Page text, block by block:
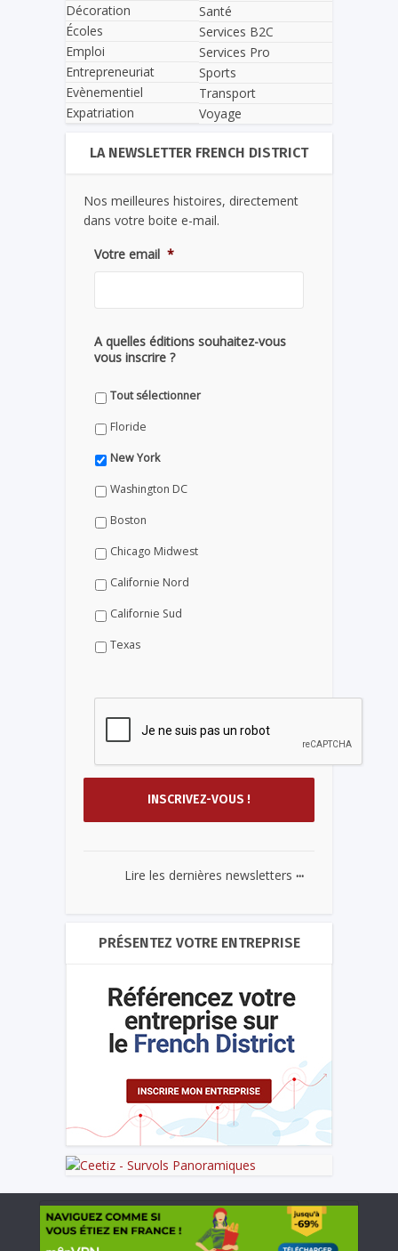
Décoration
Écoles
Emploi
Entrepreneuriat
Evènementiel
Expatriation
Santé
Services B2C
Services Pro
Sports
Transport
Voyage
LA NEWSLETTER FRENCH DISTRICT
Nos meilleures histoires, directement
dans votre boite e-mail.
Votre email *
A quelles éditions souhaitez-vous
vous inscrire ?
Tout sélectionner
Floride
New York
Washington DC
Boston
Chicago Midwest
Californie Nord
Californie Sud
Texas
Lire les dernières newsletters ...
PRÉSENTEZ VOTRE ENTREPRISE